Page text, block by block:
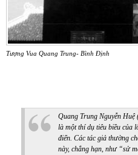
Tượng Vua Quang Trung- Bình Định
Quang Trung Nguyễn
là một thí dụ tiêu biều của
điển. Các tác giả thường
này, chẳng hạn, như “sử